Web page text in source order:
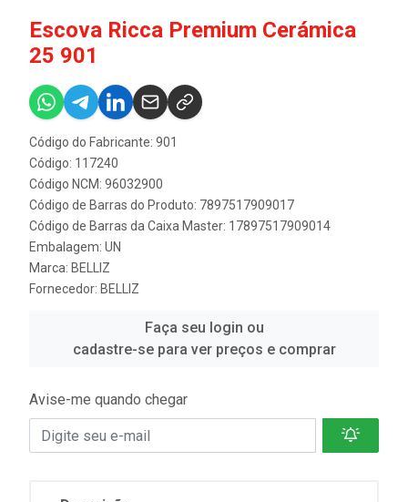
Escova Ricca Premium Cerámica
25 901
Código do Fabricante: 901
Código: 117240
Código NCM: 96032900
Código de Barras do Produto: 7897517909017
Código de Barras da Caixa Master: 17897517909014
Embalagem: UN
Marca: BELLIZ
Fornecedor: BELLIZ
Faça seu login ou
cadastre-se para ver preços e comprar
Avise-me quando chegar